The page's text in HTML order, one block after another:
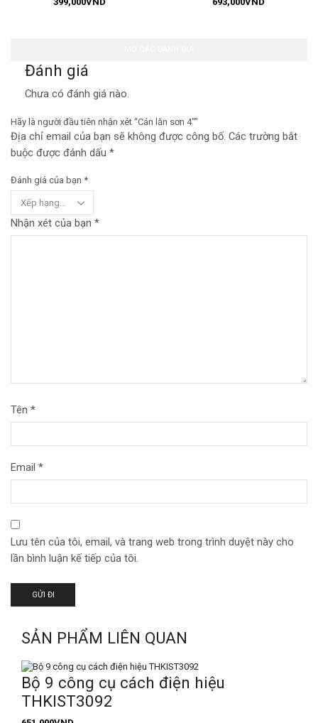
Đánh giá
Chưa có đánh giá nào.
Hãy là người đầu tiên nhận xét “Cán lăn sơn 4″”
Địa chỉ email của bạn sẽ không được công bố. Các trường bắt
buộc được đánh dấu *
Đánh giá của bạn *
Nhận xét của bạn *
Tên *
Email *
Lưu tên của tôi, email, và trang web trong trình duyệt này cho
lần bình luận kế tiếp của tôi.
SẢN PHẨM LIÊN QUAN
Bộ 9 công cụ cách điện hiệu
THKIST3092